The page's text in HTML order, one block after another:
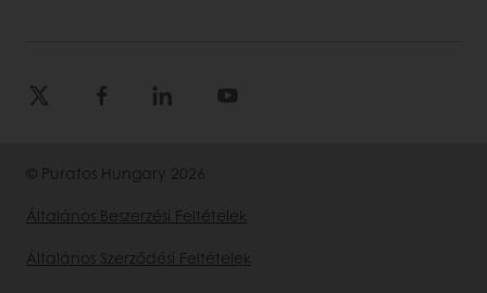
© Puratos Hungary 2026
Általános Beszerzési Feltételek
Általános Szerződési Feltételek